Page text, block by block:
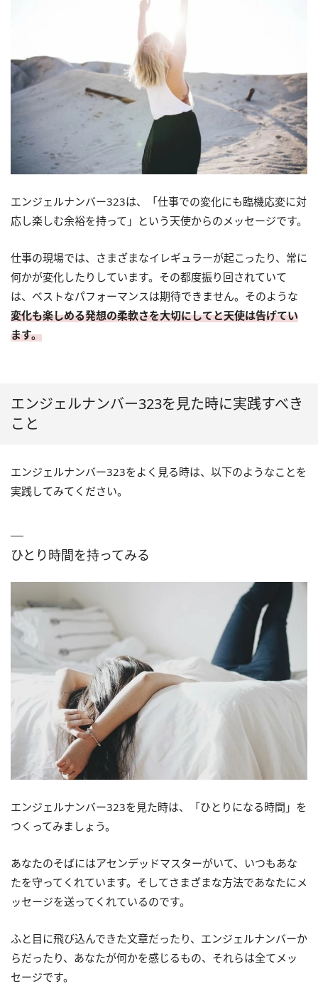
エンジェルナンバー323は、「仕事での変化にも臨機応変に対
応し楽しむ余裕を持って」という天使からのメッセージです。
仕事の現場では、さまざまなイレギュラーが起こったり、常に
何かが変化したりしています。その都度振り回されていて
は、ベストなパフォーマンスは期待できません。そのような
変化も楽しめる発想の柔軟さを大切にしてと天使は告げてい
ます。
エンジェルナンバー323を見た時に実践すべき
こと
エンジェルナンバー323をよく見る時は、以下のようなことを
実践してみてください。
ひとり時間を持ってみる
エンジェルナンバー323を見た時は、「ひとりになる時間」を
つくってみましょう。
あなたのそばにはアセンデッドマスターがいて、いつもあな
たを守ってくれています。そしてさまざまな方法であなたにメ
ッセージを送ってくれているのです。
ふと目に飛び込んできた文章だったり、エンジェルナンバーか
らだったり、あなたが何かを感じるもの、それらは全てメッ
セージです。